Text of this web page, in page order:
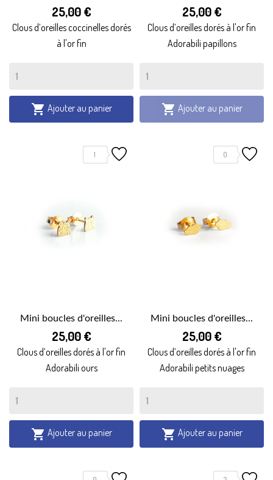
25,00 €
Clous d’oreilles coccinelles dorés
à l'or fin
 Ajouter au panier
25,00 €
Clous d’oreilles dorés à l'or fin
Adorabili papillons
 Ajouter au panier
1
Mini boucles d'oreilles...
25,00 €
Clous d’oreilles dorés à l'or fin
Adorabili ours
 Ajouter au panier
0
Mini boucles d'oreilles...
25,00 €
Clous d’oreilles dorés à l'or fin
Adorabili petits nuages
 Ajouter au panier